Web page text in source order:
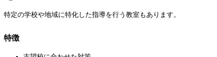
特定の学校や地域に特化した指導を行う教室もあります。
特徴